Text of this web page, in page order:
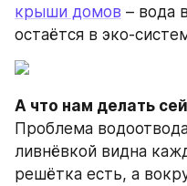
крыши домов – вода
остаётся в эко-
А что нам делать
Проблема
ливнёвкой видна
решётка есть, а